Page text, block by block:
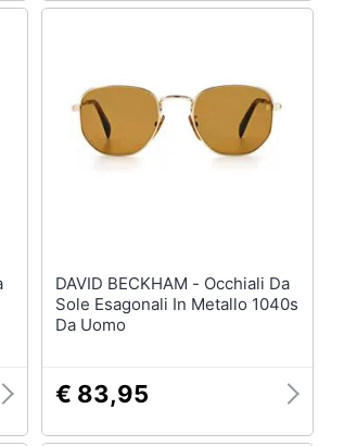
DAVID BECKHAM - Occhiali Da
Sole Esagonali In Metallo 1040s
Da Uomo
€ 83,95